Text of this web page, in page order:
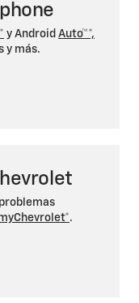
y Android Auto™*,
y más.
.